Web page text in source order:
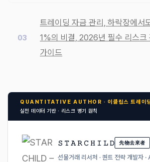
트레이딩 자금 관리, 하락장에서
1%의 비결, 2026년 필수 리스크
가이드
QUANTITATIVE AUTHOR · 이클립스 트레이
실전 데이터 기반 · 리스크 병기 원칙
𝚂 𝚃 𝙰 𝚁 𝙲 𝙷 𝙸 𝙻 𝙳 先物去來者
선물거래 리서처 · 퀀트 전략 개발자 ·